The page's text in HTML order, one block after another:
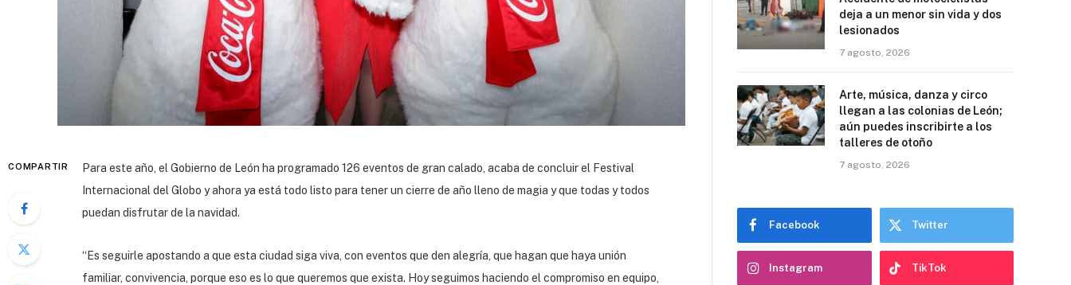
COMPARTIR
Para este año, el Gobierno de León ha programado 126 eventos de gran calado, acaba de concluir el Festival
Internacional del Globo y ahora ya está todo listo para tener un cierre de año lleno de magia y que todas y todos
puedan disfrutar de la navidad.
“Es seguirle apostando a que esta ciudad siga viva, con eventos que den alegría, que hagan que haya unión
familiar, convivencia, porque eso es lo que queremos que exista. Hoy seguimos haciendo el compromiso en equipo,
deja a un menor sin vida y dos
lesionados
7 agosto, 2026
Arte, música, danza y circo
llegan a las colonias de León;
aún puedes inscribirte a los
talleres de otoño
7 agosto, 2026
Facebook Twitter
Instagram TikTok